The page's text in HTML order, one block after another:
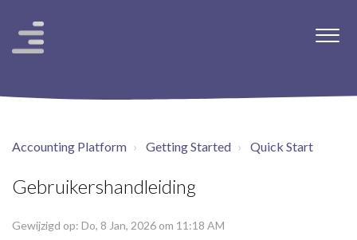
Accounting Platform Getting Started Quick Start
Gebruikershandleiding
Gewijzigd op: Do, 8 Jan, 2026 om 11:18 AM